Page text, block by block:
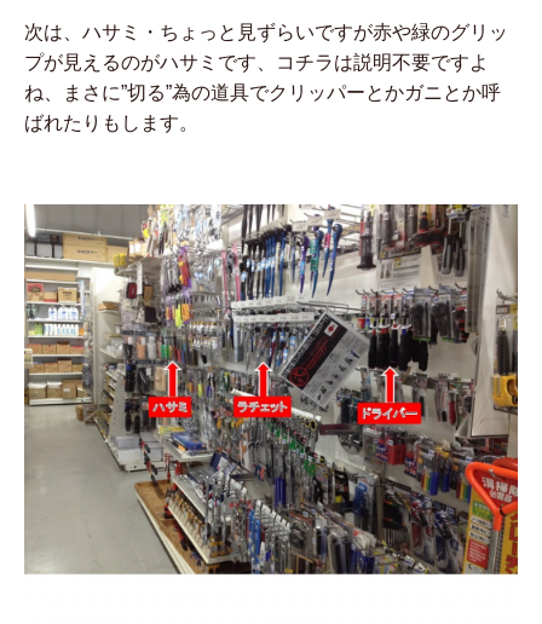
次は、ハサミ・ちょっと見ずらいですが赤や緑のグリッ
プが見えるのがハサミです、コチラは説明不要ですよ
ね、まさに”切る”為の道具でクリッパーとかガニとか呼
ばれたりもします。